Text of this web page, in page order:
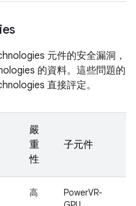
元件的安全漏洞，
的資料。這些問題的
直接評定。
嚴
重
性
子元件
高
PowerVR-